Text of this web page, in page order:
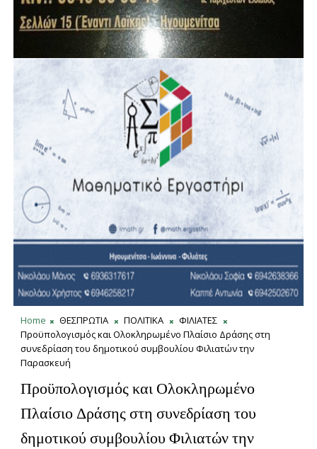
Home ΘΕΣΠΡΩΤΙΑ ΠΟΛΙΤΙΚΑ
ΦΙΛΙΑΤΕΣ
Προϋπολογισμός και Ολοκληρωμένο Πλαίσιο Δράσης στη
συνεδρίαση του δημοτικού συμβουλίου Φιλιατών την
Παρασκευή
Προϋπολογισμός και Ολοκληρωμένο
Πλαίσιο Δράσης στη συνεδρίαση του
δημοτικού συμβουλίου Φιλιατών την